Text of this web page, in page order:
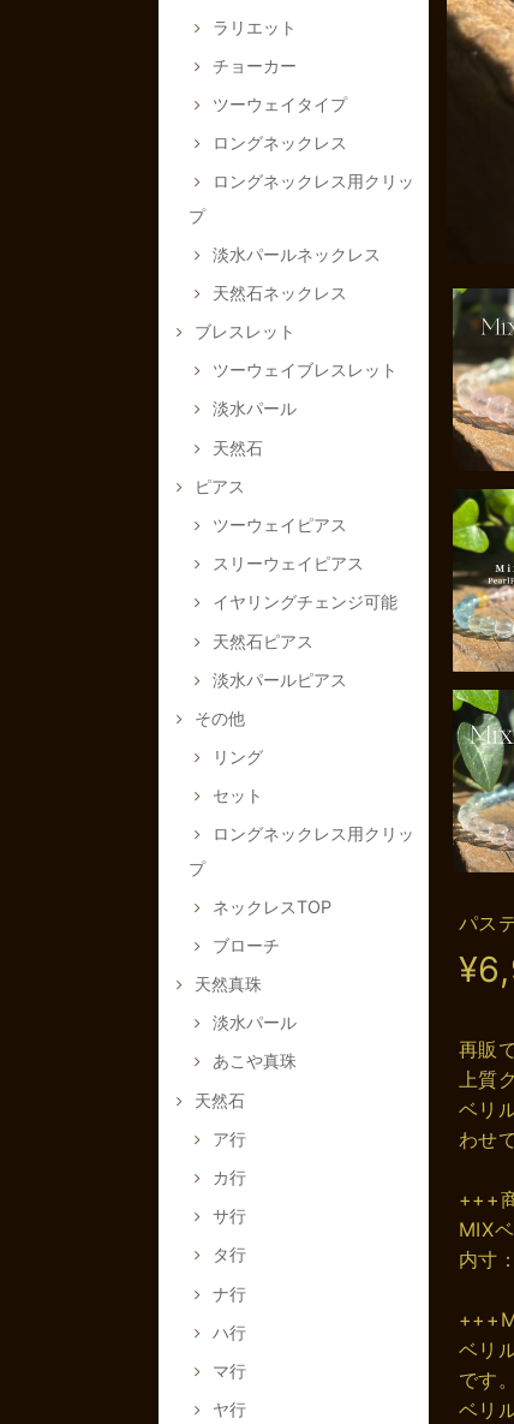
ラリエット
チョーカー
ツーウェイタイプ
ロングネックレス
ロングネックレス用クリッ
プ
淡水パールネックレス
天然石ネックレス
ブレスレット
ツーウェイブレスレット
淡水パール
天然石
ピアス
ツーウェイピアス
スリーウェイピアス
イヤリングチェンジ可能
天然石ピアス
淡水パールピアス
その他
リング
セット
ロングネックレス用クリッ
プ
ネックレスTOP
ブローチ
天然真珠
淡水パール
あこや真珠
天然石
ア行
カ行
サ行
タ行
ナ行
ハ行
マ行
ヤ行
パス
再販
上質
ベリ
わせ
+++
MIX
内寸
ベリ
です。
ベリ